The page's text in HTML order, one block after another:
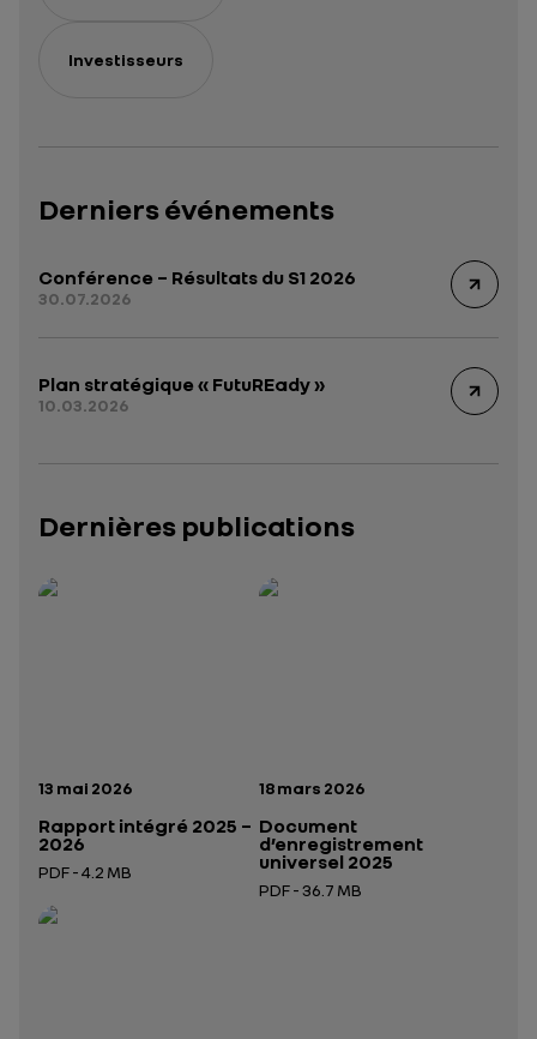
Investisseurs
Derniers événements
Conférence – Résultats du S1 2026
30.07.2026
Plan stratégique « FutuREady »
10.03.2026
Dernières publications
Date de publication:
13 mai 2026
Rapport intégré 2025 –
2026
PDF - 4.2 MB
Ouverture dans un nouvel onglet
Rapport intégré 2025 – 2026— données structurées (JSON)
Date de publication:
18 mars 2026
Document
d’enregistrement
universel 2025
PDF - 36.7 MB
Présentation institutionnelle 2026